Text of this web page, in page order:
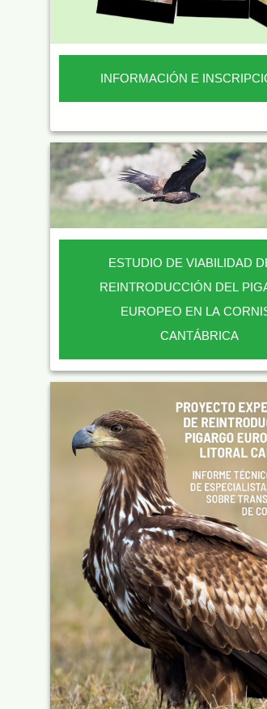
INFORMACIÓN E
ESTUDIO DE VIABILIDAD
REINTRODUCCIÓN DEL
EUROPEO EN LA
CANTÁBRICA